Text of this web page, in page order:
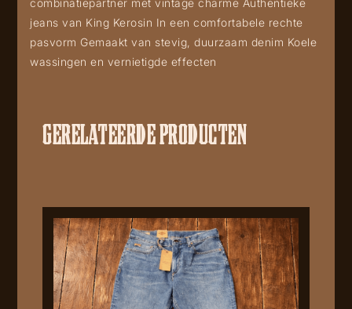
combinatiepartner met vintage charme Authentieke
jeans van King Kerosin In een comfortabele rechte
pasvorm Gemaakt van stevig, duurzaam denim Koele
wassingen en vernietigde effecten
GERELATEERDE PRODUCTEN